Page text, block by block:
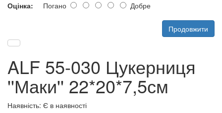
Оцінка: Погано Добре
Продовжити
ALF 55-030 Цукерниця
''Маки'' 22*20*7,5см
Наявність: Є в наявності